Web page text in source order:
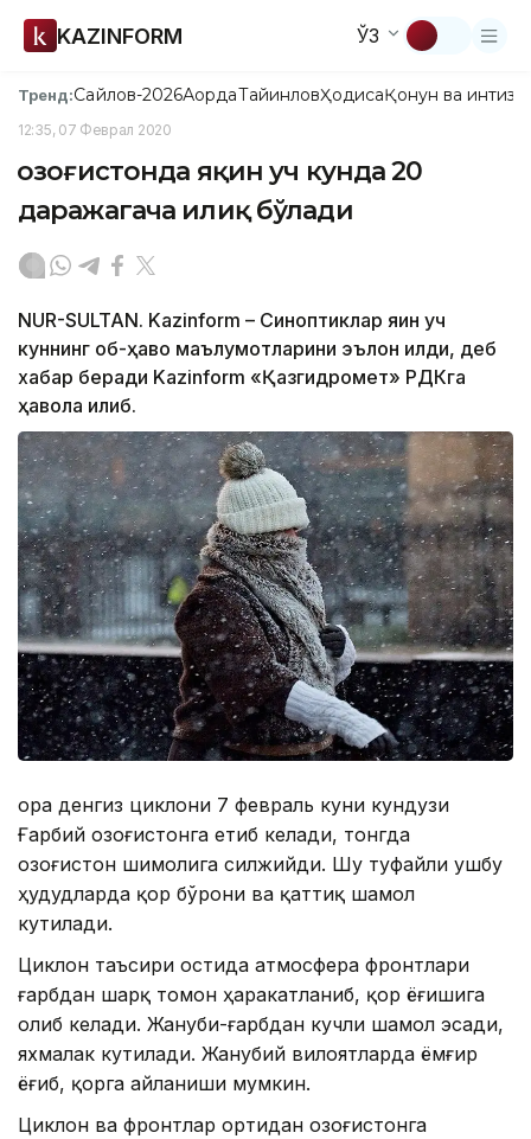
KAZINFORM ЎЗ
Тренд:Сайлов-2026АқордаТайинловҲодисаҚонун ва
12:35, 07 Феврал 2020
Қозоғистонда яқин уч кунда 20
даражагача илиқ бўлади
NUR-SULTAN. Kazinform – Синоптиклар яқин уч
куннинг об-ҳаво маълумотларини эълон қилди, деб
хабар беради Kazinform «Қазгидромет» РДКга
ҳавола қилиб.
Қора денгиз циклони 7 февраль куни кундузи
Ғарбий Қозоғистонга етиб келади, тонгда
Қозоғистон шимолига силжийди. Шу туфайли ушбу
ҳудудларда қор бўрони ва қаттиқ шамол
кутилади.
Циклон таъсири остида атмосфера фронтлари
ғарбдан шарқ томон ҳаракатланиб, қор ёғишига
олиб келади. Жануби-ғарбдан кучли шамол эсади,
яхмалак кутилади. Жанубий вилоятларда ёмғир
ёғиб, қорга айланиши мумкин.
Циклон ва фронтлар ортидан Қозоғистонга